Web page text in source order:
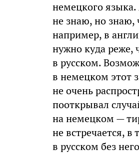
немецкого языка.
не знаю, но знаю,
например, в
нужно куда реже,
в русском.
в немецком этот
не очень
пооткрывал
на немецком —
не встречается, в
в русском без